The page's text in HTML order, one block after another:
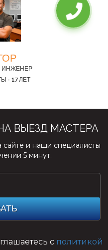
ИНЖЕНЕР
- 17 ЛЕТ
ВЫЕЗД МАСТЕРА
сайте и наши специалисты
5 минут.
с политикой